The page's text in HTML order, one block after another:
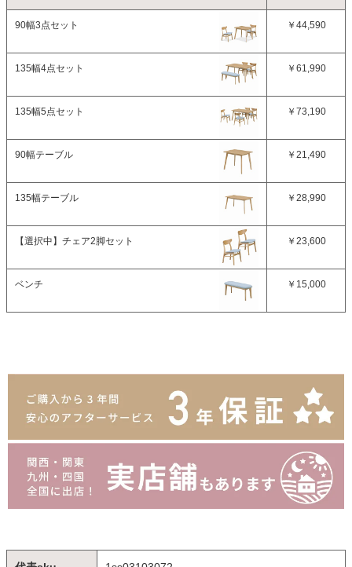
90幅3点セット ￥44,590
135幅4点セット ￥61,990
135幅5点セット ￥73,190
90幅テーブル ￥21,490
135幅テーブル ￥28,990
【選択中】 チェア2脚セット ￥23,600
ベンチ ￥15,000